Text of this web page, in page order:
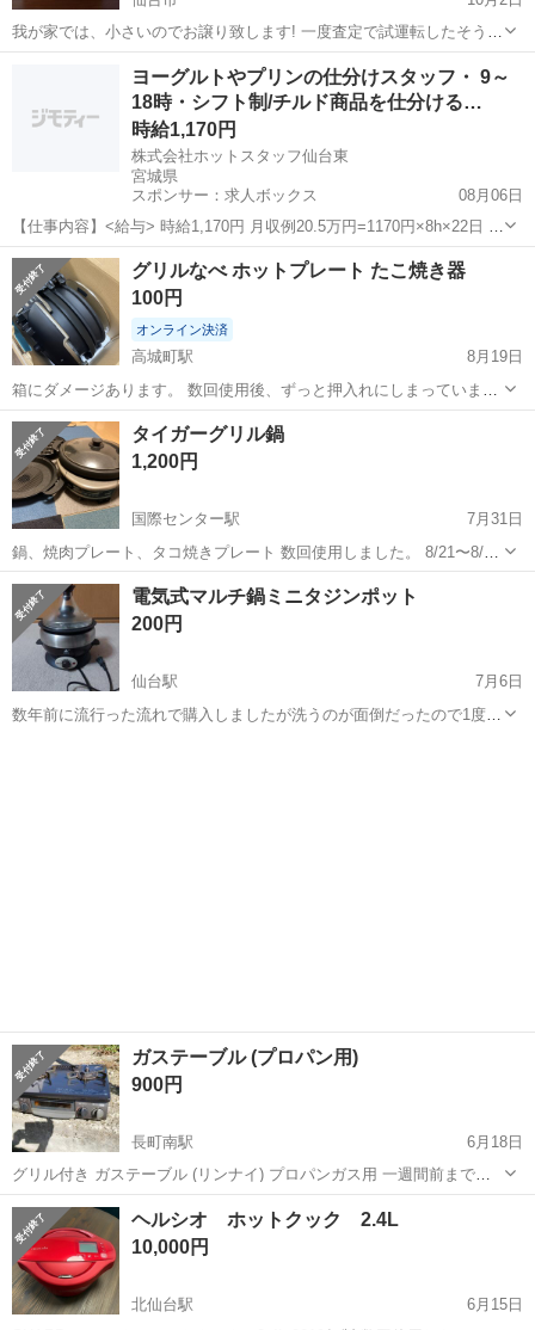
我が家では、小さいのでお譲り致します! 一度査定で試運転したそうで
す。これから寒くなるかと思いますが、色々と使えるとおもいます。
宜しくお願い致します!
キッチン家電 ブルーノ
ヨーグルトやプリンの仕分けスタッフ・ 9～
18時・シフト制/チルド商品を仕分ける…
時給1,170円
株式会社ホットスタッフ仙台東
宮城県
スポンサー：求人ボックス
08月06日
【仕事内容】<給与> 時給1,170円 月収例20.5万円=1170円×8h×22日 ・
通勤手当支給(規定) <稼働分より前渡し(前払い)制度あり> ・前渡し制
度(規定有) ・申請日から最短当日中の即払いも! コンビニATMでも受...
アルバイト・パート / 派遣社員
グリルなべ ホットプレート たこ焼き器
100円
オンライン決済
高城町駅
8月19日
箱にダメージあります。 数回使用後、ずっと押入れにしまっていまし
た。 洗えば落ちるような白い汚れが数カ所あります。 鍋用・たこ焼き
用・焼肉用のプレートが付いています。 水受け皿はありますが水受け
蓋は行方不明です。 できるだけ...
宮城 宮城郡 高城町駅 キッチン家電
タイガーグリル鍋
1,200円
国際センター駅
7月31日
鍋、焼肉プレート、タコ焼きプレート 数回使用しました。 8/21〜8/24
に受渡しとなります。 現状渡し、中古品にご理解いただける方のみお
願いします。
宮城 仙台市 国際センター駅 キッチン家電
電気式マルチ鍋ミニタジンポット
200円
仙台駅
7月6日
数年前に流行った流れで購入しましたが洗うのが面倒だったので1度し
ガステーブル (プロパン用)
900円
長町南駅
6月18日
グリル付き ガステーブル (リンナイ) プロパンガス用 一週間前まで使
ってました 古いですがまだ使えます そうじはしておりません m(_ _)m
気になさらない方、どうぞお使いください ノークレームノーリターン
でお願いし...
宮城 仙台市 キッチン家電
ヘルシオ ホットクック 2.4L
10,000円
北仙台駅
6月15日